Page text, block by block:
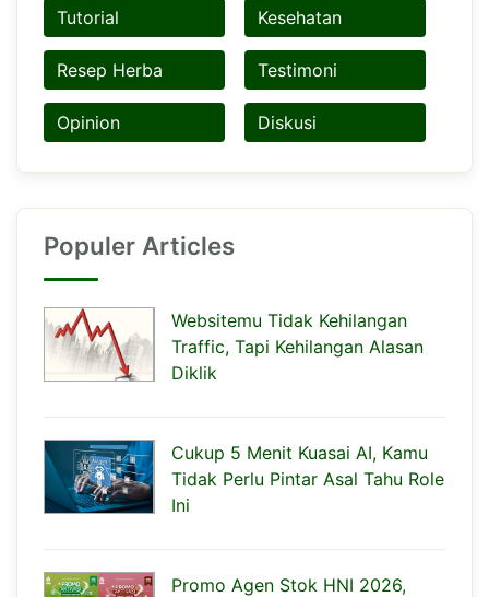
Tutorial Kesehatan
Resep Herba Testimoni
Opinion Diskusi
Populer Articles
Websitemu Tidak Kehilangan
Traffic, Tapi Kehilangan Alasan
Diklik
Cukup 5 Menit Kuasai AI, Kamu
Tidak Perlu Pintar Asal Tahu Role
Ini
Promo Agen Stok HNI 2026,